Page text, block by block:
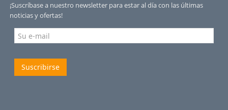
¡Suscríbase a nuestro newsletter para estar al día con las últimas
noticias y ofertas!
Suscribirse